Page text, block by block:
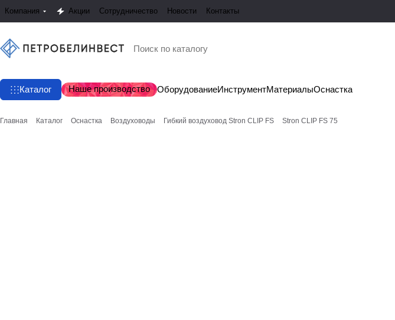
Компания Акции Сотрудничество Новости Контакты
Каталог Наше производство ОборудованиеИнструментМатериалыОснастка
Главная Каталог Оснастка Воздуховоды Гибкий воздуховод Stron CLIP FS Stron CLIP FS 75